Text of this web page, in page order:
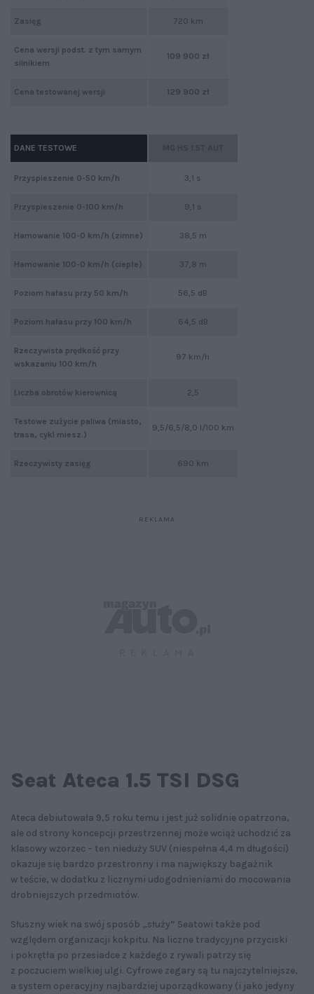
720 km
109 900 zł
129 900 zł
Zasięg
Cena wersji podst. z tym samym
silnikiem
Cena testowanej wersji
3,1 s
9,1 s
38,5 m
37,8 m
56,5 dB
64,5 dB
97 km/h
2,5
9,5/6,5/8,0 l/100 km
690 km
DANE TESTOWE
Przyspieszenie 0-50 km/h
Przyspieszenie 0-100 km/h
Hamowanie 100-0 km/h (zimne)
Hamowanie 100-0 km/h (ciepłe)
Poziom hałasu przy 50 km/h
Poziom hałasu przy 100 km/h
Rzeczywista prędkość przy
wskazaniu 100 km/h
Liczba obrotów kierownicą
Testowe zużycie paliwa (miasto,
trasa, cykl miesz.)
Rzeczywisty zasięg
Seat Ateca 1.5 TSI DSG
Ateca debiutowała 9,5 roku temu i jest już solidnie opatrzona,
ale od strony koncepcji przestrzennej może wciąż uchodzić za
klasowy wzorzec – ten nieduży SUV (niespełna 4,4 m długości)
okazuje się bardzo przestronny i ma największy bagażnik
w teście, w dodatku z licznymi udogodnieniami do mocowania
drobniejszych przedmiotów.
Słuszny wiek na swój sposób „służy” Seatowi także pod
względem organizacji kokpitu. Na liczne tradycyjne przyciski
i pokrętła po przesiadce z każdego z rywali patrzy się
z poczuciem wielkiej ulgi. Cyfrowe zegary są tu najczytelniejsze,
a system operacyjny najbardziej uporządkowany (i jako jedyny